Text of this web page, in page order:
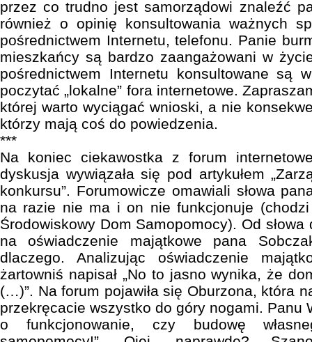
przez co trudno jest samorządowi znaleźć
również o opinię konsultowania ważnych
pośrednictwem Internetu, telefonu. Panie
mieszkańcy są bardzo zaangażowani w
pośrednictwem Internetu konsultowane są
poczytać „lokalne” fora internetowe.
której warto wyciągać wnioski, a nie
którzy mają coś do powiedzenia.
***
Na koniec ciekawostka z forum
dyskusja wywiązała się pod artykułem
konkursu”. Forumowicze omawiali słowa
na razie nie ma i on nie funkcjonuje
Środowiskowy Dom Samopomocy). Od słowa
na oświadczenie majątkowe pana
dlaczego. Analizując oświadczenie
żartowniś napisał „No to jasno wynika, że
(…)”. Na forum pojawiła się Oburzona, która
przekręcacie wszystko do góry nogami. Panu
o funkcjonowanie, czy budowę